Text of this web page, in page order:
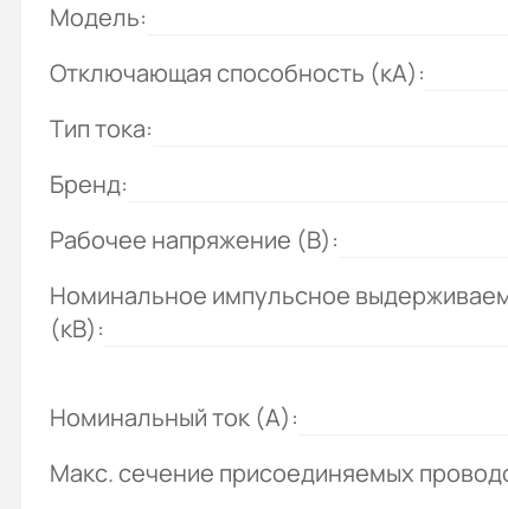
Модель:
Отключающая способность (кА):
Тип тока:
Бренд:
Рабочее напряжение (В):
Номинальное импульсное
(кВ):
Номинальный ток (А):
Макс. сечение присоединяемых